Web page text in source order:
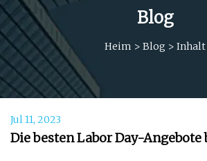
Blog
Heim > Blog > Inhalt
Jul 11, 2023
Die besten Labor Day-